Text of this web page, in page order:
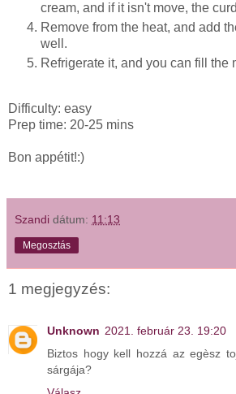
cream, and if it isn't move, the
Remove from the heat, and add
well.
Refrigerate it, and you can fill the
Difficulty: easy
Prep time: 20-25 mins
Bon appétit!:)
Szandi dátum: 11:13
Megosztás
1 megjegyzés:
Unknown 2021. február 23. 19:20
Biztos hogy kell hozzá az egèsz
sárgája?